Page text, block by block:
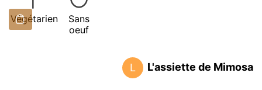
Végétarien
Sans
oeuf
L L'assiette de Mimosa